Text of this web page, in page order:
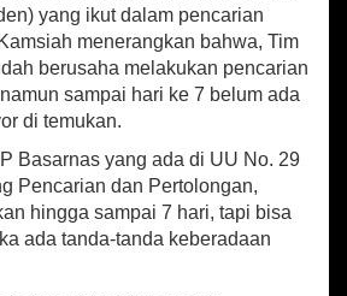
yang ikut dalam pencarian
menerangkan bahwa, Tim
berusaha melakukan pencarian
sampai hari ke 7 belum ada
di temukan.
Basarnas yang ada di UU No. 29
Pencarian dan Pertolongan,
hingga sampai 7 hari, tapi bisa
ada tanda-tanda keberadaan